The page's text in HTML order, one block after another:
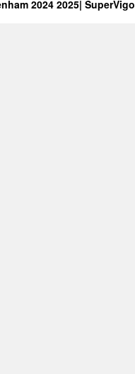
2024 2025| SuperVigo